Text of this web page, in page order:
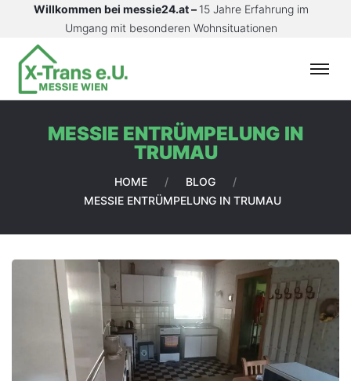
Willkommen bei messie24.at – 15 Jahre Erfahrung im
Umgang mit besonderen Wohnsituationen
S
T
MESSIE ENTRÜMPELUNG IN
TRUMAU
HOME / BLOG
/
MESSIE ENTRÜMPELUNG IN TRUMAU